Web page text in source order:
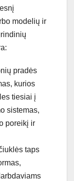
modelių ir
pradės
kurios
tiesiai į
sistemas,
poreikį ir
taps